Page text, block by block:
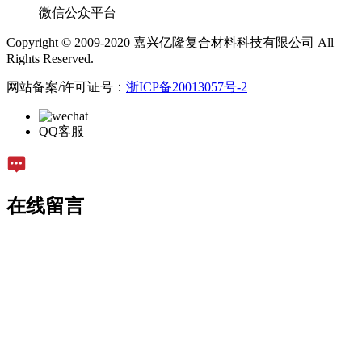
微信公众平台
Copyright © 2009-2020 嘉兴亿隆复合材料科技有限公司 All
Rights Reserved.
网站备案/许可证号： 浙ICP备20013057号-2
QQ客服
在线留言